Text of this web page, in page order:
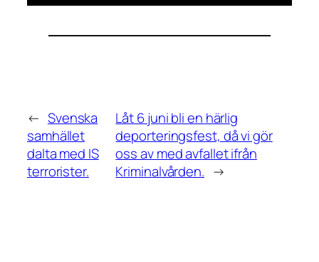
← Svenska
samhället
dalta med IS
terrorister.
Låt 6 juni bli en härlig
deporteringsfest, då vi gör
oss av med avfallet ifrån
Kriminalvården. →